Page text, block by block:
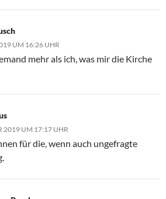
UM 16:26 UHR
mehr als ich, was mir die Kirche
2019 UM 17:17 UHR
für die, wenn auch ungefragte